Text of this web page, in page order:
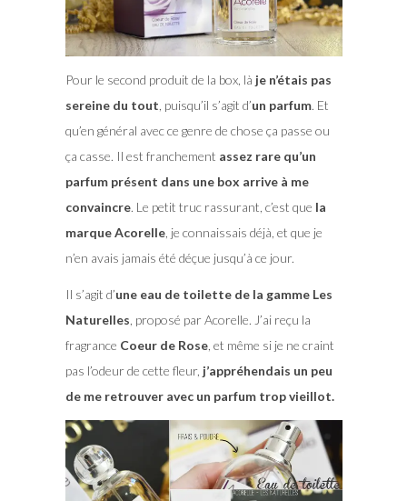
Pour le second produit de la box, là je n’étais pas
sereine du tout , puisqu’il s’agit d’un parfum. Et
qu’en général avec ce genre de chose ça passe ou
ça casse. Il est franchement assez rare qu’un
parfum présent dans une box arrive à me
convaincre. Le petit truc rassurant, c’est que la
marque Acorelle, je connaissais déjà, et que je
n’en avais jamais été déçue jusqu’à ce jour.
Il s’agit d’une eau de toilette de la gamme Les
Naturelles , proposé par Acorelle. J’ai reçu la
fragrance Coeur de Rose, et même si je ne craint
pas l’odeur de cette fleur, j’appréhendais un peu
de me retrouver avec un parfum trop vieillot.